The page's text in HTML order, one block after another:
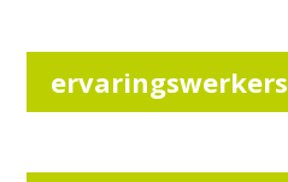
ervaringswerkers